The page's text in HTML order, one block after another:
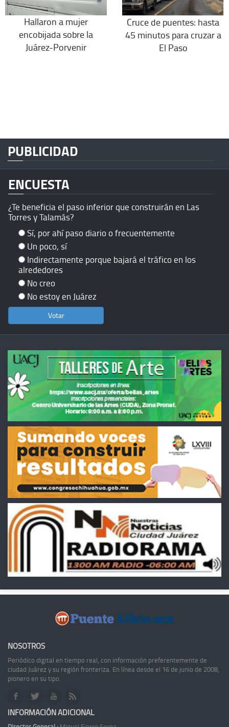
Hallaron a mujer
encobijada sobre la
Juárez-Porvenir
Cruce de puentes: hasta
45 minutos para cruzar a
El Paso
PUBLICIDAD
ENCUESTA
¿Te beneficia el paso inferior que construirán en Las
Torres y Talamás?
Sí, por ahí paso diario o frecuentemente
Un poco, sí
Indirectamente porque bajará el tráfico en los
alrededores
No creo
No estoy en Juárez
NOSOTROS
Periódico digital en tiempo real, con información preferentemente de
ciudad Juárez y su región fronteriza. En línea desde el 16 de junio de 2008,
pionero en su tipo.
INFORMACIÓN ADICIONAL